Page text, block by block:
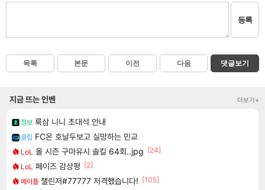
등록
목록 본문 이전 다음 댓글보기
지금 뜨는 인벤 더보기+
정보 룩삼 니니 초대석 안내
클립 FC온 호날두보고 실망하는 민교
LoL 올 시즌 구마유시 솔킬 64회..jpg [24]
LoL 페이즈 감상평 [2]
메이플 챌린저#77777 저격했습니다! [105]